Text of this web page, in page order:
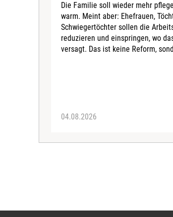
Die Familie soll wieder mehr
warm. Meint aber: Ehefrauen,
Schwiegertöchter sollen die
reduzieren und einspringen, wo
versagt. Das ist keine Reform,
04.08.2026